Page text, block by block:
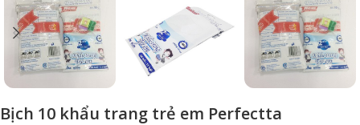
Bịch 10 khẩu trang trẻ em Perfectta